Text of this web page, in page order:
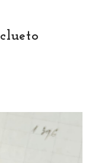
clueto